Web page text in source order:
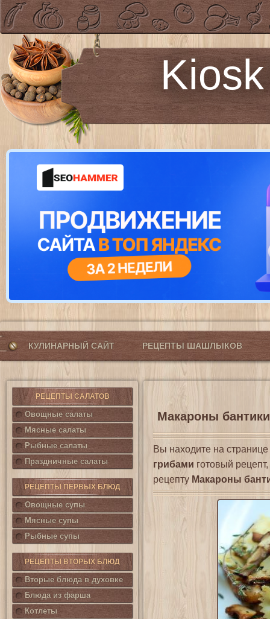
КУЛИНАРНЫЙ САЙТ РЕЦЕПТЫ ШАШЛЫКОВ
РЕЦЕПТЫ САЛАТОВ
Овощные салаты
Мясные салаты
Рыбные салаты
Праздничные салаты
РЕЦЕПТЫ ПЕРВЫХ БЛЮД
Овощные супы
Мясные супы
Рыбные супы
РЕЦЕПТЫ ВТОРЫХ БЛЮД
Вторые блюда в духовке
Блюда из фарша
Котлеты
Макароны
Вы находите на странице
грибами готовый
рецепту Макароны